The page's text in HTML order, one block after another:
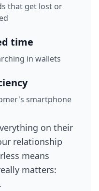
that get lost or
time
in wallets
smartphone
on their
relationship
means
matters: